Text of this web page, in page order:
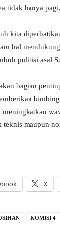
tidak hanya
kita
hal
politisi asal
bagian
meningkatkan
maupun
X
KOMISI 4